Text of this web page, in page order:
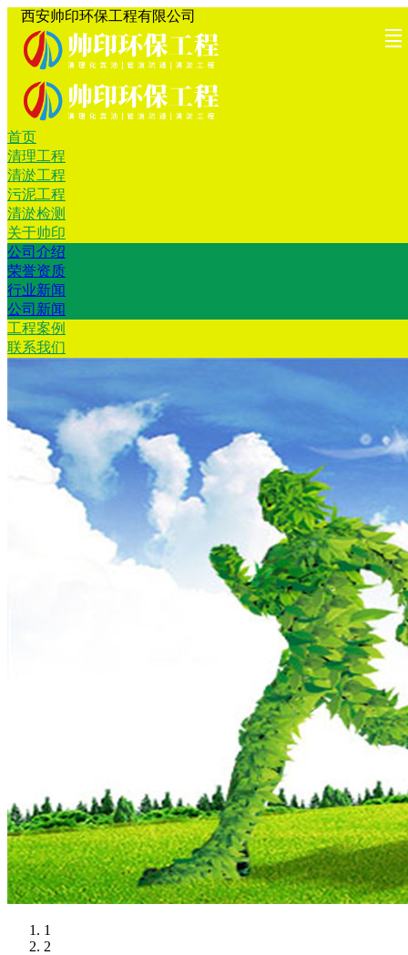
西安帅印环保工程有限公司
首页
首页
清理工程
清淤工程
污泥工程
清淤检测
关于帅印
公司介绍
荣誉资质
行业新闻
公司新闻
工程案例
联系我们
1
2